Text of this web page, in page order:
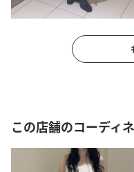
この店舗のコーディ